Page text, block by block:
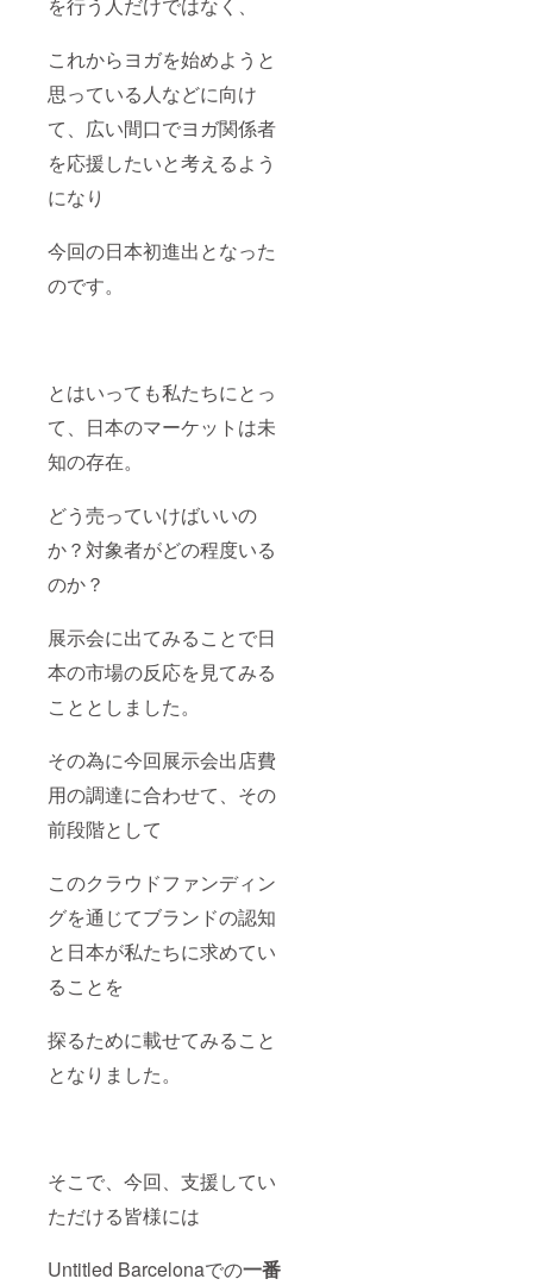
を行う人だけではなく、
これからヨガを始めようと
思っている人などに向け
て、広い間口でヨガ関係者
を応援したいと考えるよう
になり
今回の日本初進出となった
のです。
とはいっても私たちにとっ
て、日本のマーケットは未
知の存在。
どう売っていけばいいの
か？対象者がどの程度いる
のか？
展示会に出てみることで日
本の市場の反応を見てみる
こととしました。
その為に今回展示会出店費
用の調達に合わせて、その
前段階として
このクラウドファンディン
グを通じてブランドの認知
と日本が私たちに求めてい
ることを
探るために載せてみること
となりました。
そこで、今回、支援してい
ただける皆様には
Untitled Barcelonaでの一番